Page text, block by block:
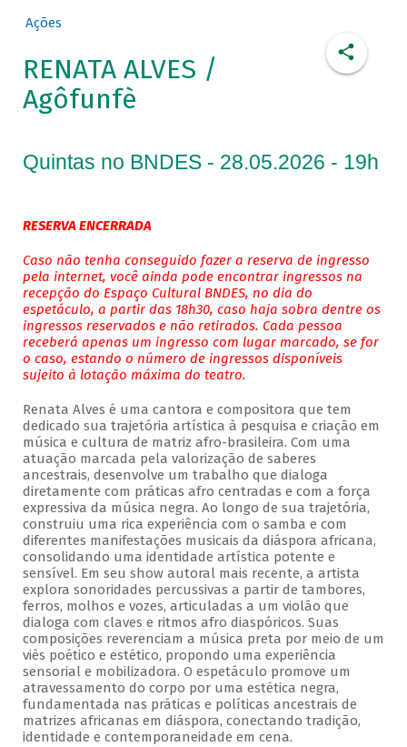
Ações
RENATA ALVES /
Agôfunfè
Quintas no BNDES - 28.05.2026 - 19h
RESERVA ENCERRADA
Caso não tenha conseguido fazer a reserva de ingresso
pela internet, você ainda pode encontrar ingressos na
recepção do Espaço Cultural BNDES, no dia do
espetáculo, a partir das 18h30, caso haja sobra dentre os
ingressos reservados e não retirados. Cada pessoa
receberá apenas um ingresso com lugar marcado, se for
o caso, estando o número de ingressos disponíveis
sujeito à lotação máxima do teatro.
Renata Alves é uma cantora e compositora que tem
dedicado sua trajetória artística à pesquisa e criação em
música e cultura de matriz afro-brasileira. Com uma
atuação marcada pela valorização de saberes
ancestrais, desenvolve um trabalho que dialoga
diretamente com práticas afro centradas e com a força
expressiva da música negra. Ao longo de sua trajetória,
construiu uma rica experiência com o samba e com
diferentes manifestações musicais da diáspora africana,
consolidando uma identidade artística potente e
sensível. Em seu show autoral mais recente, a artista
explora sonoridades percussivas a partir de tambores,
ferros, molhos e vozes, articuladas a um violão que
dialoga com claves e ritmos afro diaspóricos. Suas
composições reverenciam a música preta por meio de um
viés poético e estético, propondo uma experiência
sensorial e mobilizadora. O espetáculo promove um
atravessamento do corpo por uma estética negra,
fundamentada nas práticas e políticas ancestrais de
matrizes africanas em diáspora, conectando tradição,
identidade e contemporaneidade em cena.